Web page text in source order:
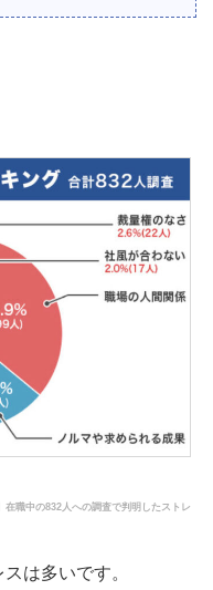
職中の832人への調査で判明したストレ
は多いです。